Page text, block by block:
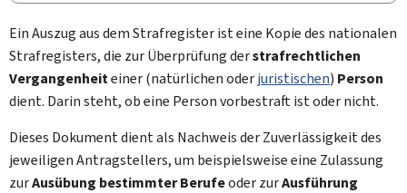
Ein Auszug aus dem Strafregister ist eine Kopie des nationalen
Strafregisters, die zur Überprüfung derstrafrechtlichen
Vergangenheiteiner (natürlichen oderjuristischen) Person
dient. Darin steht, ob eine Person vorbestraft ist oder nicht.
Dieses Dokument dient als Nachweis der Zuverlässigkeit des
jeweiligen Antragstellers, um beispielsweise eine Zulassung
zurAusübung bestimmter Berufeoder zurAusführung